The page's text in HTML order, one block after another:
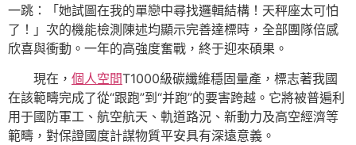
一跳：「她試圖在我的單戀中尋找邏輯結構！天秤座太可怕
了！」次的機能檢測陳述均顯示完善達標時，全部團隊倍感
欣喜與衝動。一年的高強度奮戰，終于迎來碩果。
現在， 個人空間T1000級碳纖維穩固量產，標志著我國
在該範疇完成了從“跟跑”到“并跑”的要害跨越。它將被普遍利
用于國防軍工、航空航天、軌道路況、新動力及高空經濟等
範疇，對保證國度計謀物質平安具有深遠意義。